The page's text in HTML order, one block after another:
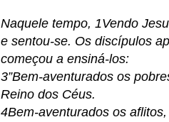
Naquele tempo, 1Vendo
e sentou-se. Os discípulos
começou a ensiná-los:
3”Bem-aventurados os
Reino dos Céus.
4Bem-aventurados os